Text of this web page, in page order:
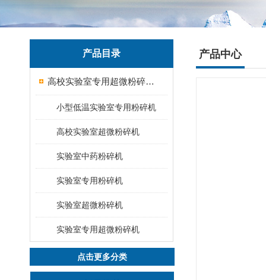
产品目录
高校实验室专用超微粉碎机设备
小型低温实验室专用粉碎机
高校实验室超微粉碎机
实验室中药粉碎机
实验室专用粉碎机
实验室超微粉碎机
实验室专用超微粉碎机
点击更多分类
产品中心